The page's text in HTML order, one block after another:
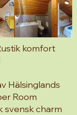
komfort
Hälsinglands
Room
svensk charm